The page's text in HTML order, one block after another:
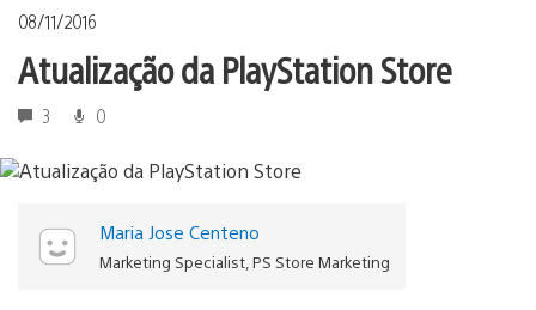
08/11/2016
Atualização da PlayStation Store
3 0
Maria Jose Centeno
Marketing Specialist, PS Store Marketing